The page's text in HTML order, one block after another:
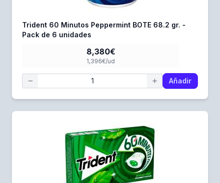
Trident 60 Minutos Peppermint BOTE 68.2 gr. -
Pack de 6 unidades
8,380€
1,396€/ud
Añadir